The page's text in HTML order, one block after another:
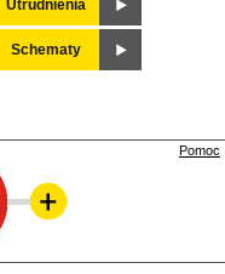
Utrudnienia
Schematy
Pomoc